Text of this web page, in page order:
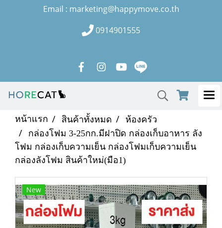
Email : marketing@happymove.co.th
0914901555
หน้าแรก สินค้าทั้งหมด
ห้องครัว
กล่องโฟม 3-25กก.มีฝาปิด กล่องเก็บอาหาร ลัง
โฟม กล่องเก็บความเย็น กล่องโฟมเก็บความเย็น
กล่องลังโฟม สินค้าใหม่(มือ1)
New